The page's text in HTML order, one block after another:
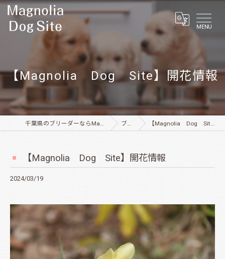
MENU
【Magnolia Dog Site】開花情報
千葉県のブリーダーならMagnolia Dog Site ブログ 【Magnolia Dog Site】開花情報
【Magnolia Dog Site】開花情報
2024/03/19